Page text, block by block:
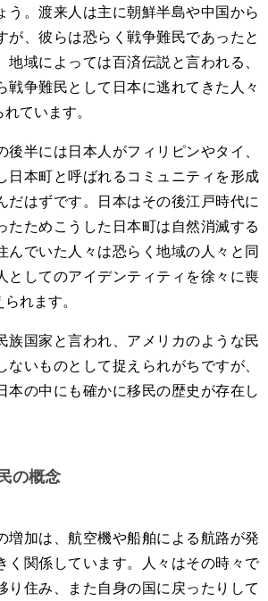
う。渡来人は主に朝鮮半島や中国から
が、彼らは恐らく戦争難民であったと
域によっては百済伝説と言われる、
戦争難民として日本に逃れてきた人々
ています。
半には日本人がフィリピンやタイ、
日本町と呼ばれるコミュニティを形成
だはずです。日本はその後江戸時代に
たためこうした日本町は自然消滅する
んでいた人々は恐らく地域の人々と同
としてのアイデンティティを徐々に喪
れます。
族国家と言われ、アメリカのような民
いものとして捉えられがちですが、
本の中にも確かに移民の歴史が存在し
の概念
増加は、航空機や船舶による航路が発
く関係しています。人々はその時々で
り住み、また自身の国に戻ったりして